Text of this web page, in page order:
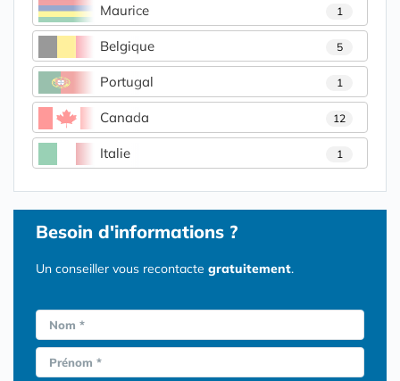
Maurice 1
Belgique 5
Portugal 1
Canada 12
Italie 1
Besoin d'informations ?
Un conseiller vous recontacte gratuitement.
Nom *
Prénom *